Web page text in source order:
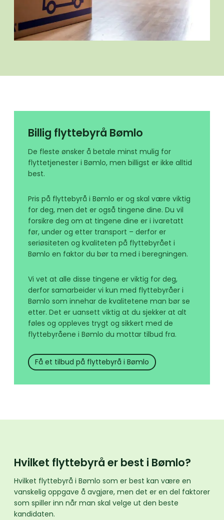
Billig flyttebyrå Bømlo
De fleste ønsker å betale minst mulig for
flyttetjenester i Bømlo, men billigst er ikke alltid
best.
Pris på flyttebyrå i Bømlo er og skal være viktig
for deg, men det er også tingene dine. Du vil
forsikre deg om at tingene dine er i ivaretatt
før, under og etter transport – derfor er
seriøsiteten og kvaliteten på flyttebyrået i
Bømlo en faktor du bør ta med i beregningen.
Vi vet at alle disse tingene er viktig for deg,
derfor samarbeider vi kun med flyttebyråer i
Bømlo som innehar de kvalitetene man bør se
etter. Det er uansett viktig at du sjekker at alt
føles og oppleves trygt og sikkert med de
flyttebyråene i Bømlo du mottar tilbud fra.
Få et tilbud på flyttebyrå i Bømlo
Hvilket flyttebyrå er best i Bømlo?
Hvilket flyttebyrå i Bømlo som er best kan være en
vanskelig oppgave å avgjøre, men det er en del faktorer
som spiller inn når man skal velge ut den beste
kandidaten.